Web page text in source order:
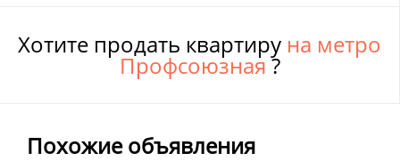
Похожие объявления
Хотите продать квартиру на метро
Профсоюзная?